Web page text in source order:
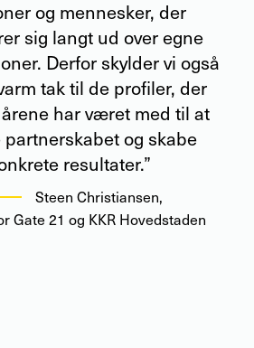
og mennesker, der
sig langt ud over egne
Derfor skylder vi også
tak til de profiler, der
har været med til at
partnerskabet og skabe
resultater.”
Steen Christiansen,
Gate 21 og KKR Hovedstaden